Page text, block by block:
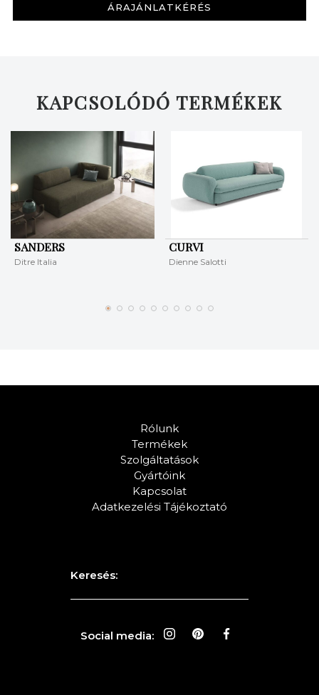
ÁRAJÁNLATKÉRÉS
KAPCSOLÓDÓ TERMÉKEK
SANDERS
Ditre Italia
CURVI
Dienne Salotti
Rólunk
Termékek
Szolgáltatások
Gyártóink
Kapcsolat
Adatkezelési Tájékoztató
Keresés:
Social media: